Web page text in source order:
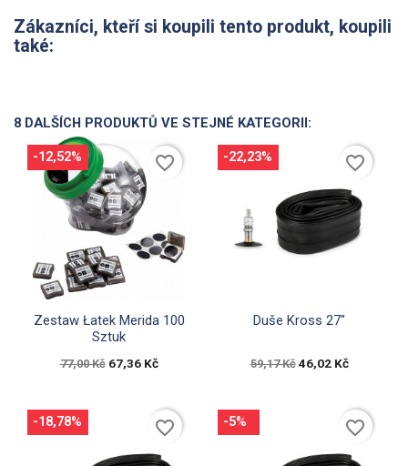
Zákazníci, kteří si koupili tento produkt, koupili
také:
8 DALŠÍCH PRODUKTŮ VE STEJNÉ KATEGORII:
Rychlý náhled
Zestaw Łatek Merida 100
Sztuk
77,00 Kč 67,36 Kč
-12,52% favorite_border
Rychlý náhled
Duše Kross 27"
59,17 Kč 46,02 Kč
-22,23% favorite_border
-18,78% favorite_border -5% favorite_border